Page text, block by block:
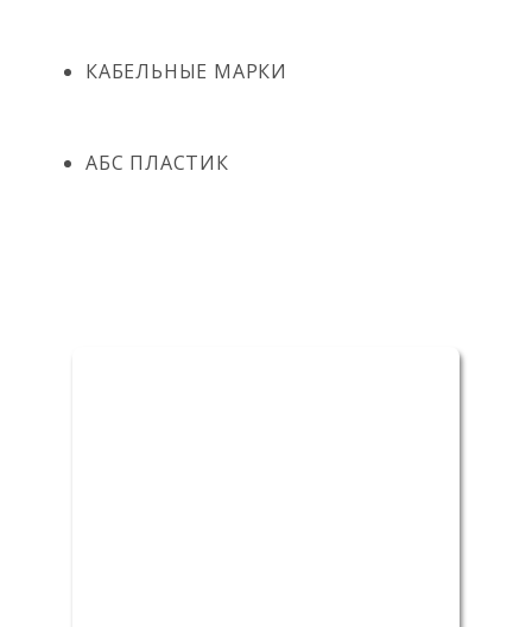
КАБЕЛЬНЫЕ МАРКИ
АБС ПЛАСТИК